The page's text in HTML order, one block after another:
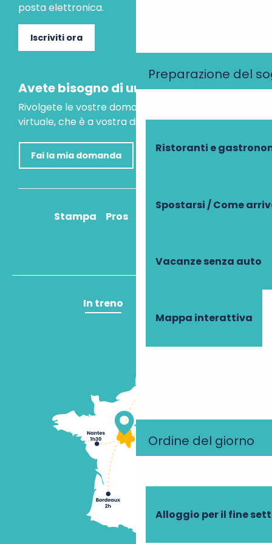
Preparazione del
Ristoranti e
Spostarsi / Come
Vacanze senza auto
Mappa interattiva
Ordine del giorno
Alloggio per il fine
posta elettronica.
Iscriviti ora
Avete bisogno di un consiglio?
Rivolgete le vostre domande al nostro assistente
virtuale, che è a vostra disposizione per aiutarvi.
Fai la mia domanda
Stampa Pros
In treno